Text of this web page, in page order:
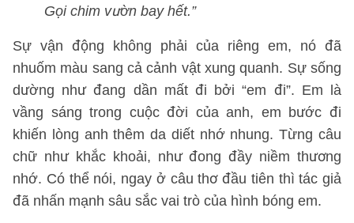
Gọi chim vườn bay hết.”
Sự vận động không phải của riêng em, nó đã
nhuốm màu sang cả cảnh vật xung quanh. Sự sống
dường như đang dần mất đi bởi “em đi”. Em là
vầng sáng trong cuộc đời của anh, em bước đi
khiến lòng anh thêm da diết nhớ nhung. Từng câu
chữ như khắc khoải, như đong đầy niềm thương
nhớ. Có thể nói, ngay ở câu thơ đầu tiên thì tác giả
đã nhấn mạnh sâu sắc vai trò của hình bóng em.